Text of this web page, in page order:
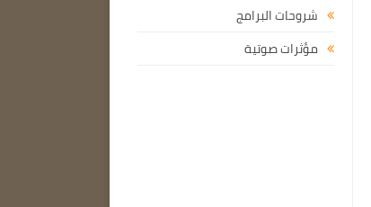
شروحات البرامج
مؤثرات صوتية